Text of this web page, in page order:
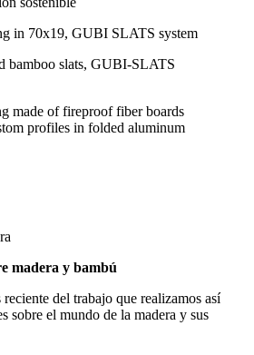
madera y bambú
del trabajo que realizamos así
sobre el mundo de la madera y sus